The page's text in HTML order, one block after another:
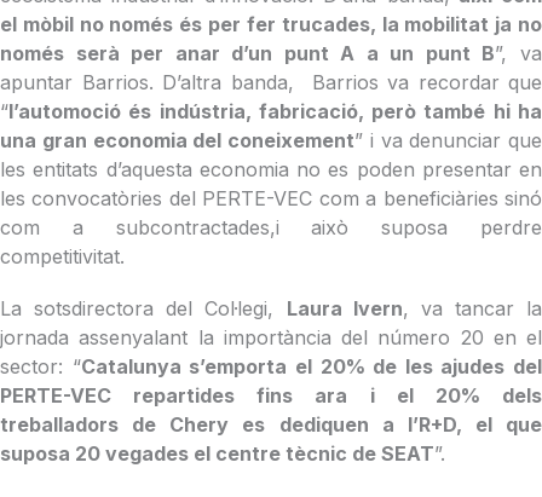
el mòbil no només és per fer trucades, la mobilitat ja no
només serà per anar d’un punt A a un punt B”, va
apuntar Barrios. D’altra banda, Barrios va recordar que
“l’automoció és indústria, fabricació, però també hi ha
una gran economia del coneixement” i va denunciar que
les entitats d’aquesta economia no es poden presentar en
les convocatòries del PERTE-VEC com a beneficiàries sinó
com a subcontractades,i això suposa perdre
competitivitat.
La sotsdirectora del Col·legi, Laura Ivern, va tancar la
jornada assenyalant la importància del número 20 en el
sector: “Catalunya s’emporta el 20% de les ajudes del
PERTE-VEC repartides fins ara i el 20% dels
treballadors de Chery es dediquen a l’R+D, el que
suposa 20 vegades el centre tècnic de SEAT”.